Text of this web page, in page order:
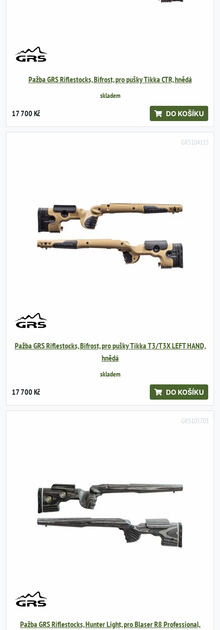
Pažba GRS Riflestocks, Bifrost, pro pušky Tikka CTR, hnědá
skladem
17 700 Kč DO KOŠÍKU
GRS104115
Pažba GRS Riflestocks, Bifrost, pro pušky Tikka T3/T3X LEFT HAND,
hnědá
skladem
17 700 Kč DO KOŠÍKU
GRS105703
Pažba GRS Riflestocks, Hunter Light, pro Blaser R8 Professional,